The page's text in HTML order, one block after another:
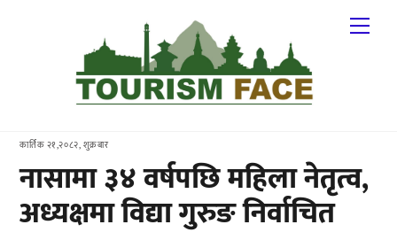
कार्तिक २१,२०८२, शुक्रबार
नासामा ३४ वर्षपछि महिला नेतृत्व,
अध्यक्षमा विद्या गुरुङ निर्वाचित